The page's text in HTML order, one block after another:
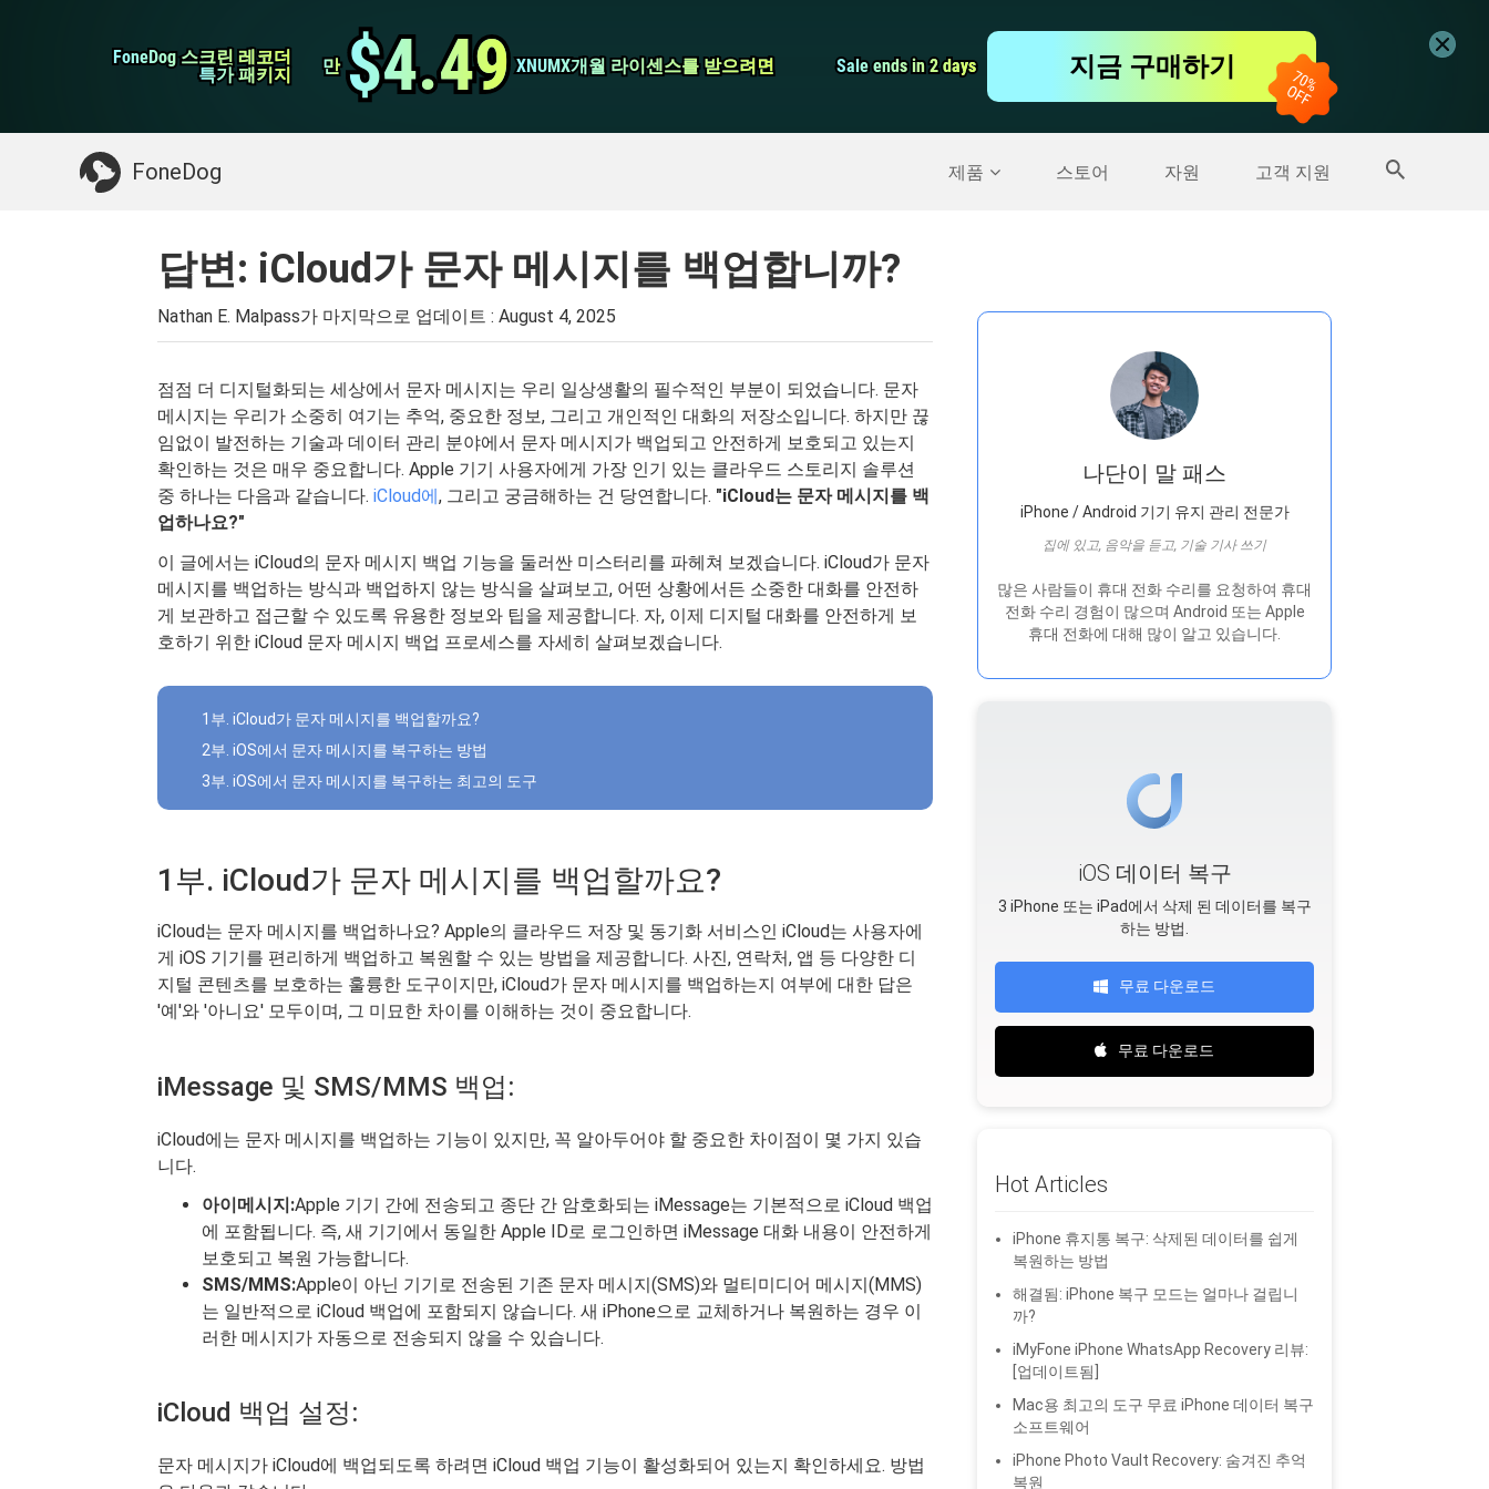
FoneDog 스크린 레코더
FoneDog 스크린 레코더
특가 패키지
특가 패키지 만
만 $4.49
$4.49 XNUMX개월 라이센스를 받으려면
XNUMX개월 라이센스를 받으려면 Sale ends in 2 days
Sale ends in 2 days 지금 구매하기
FoneDog 제품 스토어 자원 고객 지원
iPhone 클리너 스크린 레코더
필요한 것 : Mac 정리 더 많은 제품
답변: iCloud가 문자 메시지를 백업합니까?
Nathan E. Malpass가 마지막으로 업데이트 : August 4, 2025
점점 더 디지털화되는 세상에서 문자 메시지는 우리 일상생활의 필수적인 부분이 되었습니다. 문자
메시지는 우리가 소중히 여기는 추억, 중요한 정보, 그리고 개인적인 대화의 저장소입니다. 하지만 끊
임없이 발전하는 기술과 데이터 관리 분야에서 문자 메시지가 백업되고 안전하게 보호되고 있는지
확인하는 것은 매우 중요합니다. Apple 기기 사용자에게 가장 인기 있는 클라우드 스토리지 솔루션
중 하나는 다음과 같습니다. iCloud에, 그리고 궁금해하는 건 당연합니다. "iCloud는 문자 메시지를 백
업하나요?"
이 글에서는 iCloud의 문자 메시지 백업 기능을 둘러싼 미스터리를 파헤쳐 보겠습니다. iCloud가 문자
메시지를 백업하는 방식과 백업하지 않는 방식을 살펴보고, 어떤 상황에서든 소중한 대화를 안전하
게 보관하고 접근할 수 있도록 유용한 정보와 팁을 제공합니다. 자, 이제 디지털 대화를 안전하게 보
호하기 위한 iCloud 문자 메시지 백업 프로세스를 자세히 살펴보겠습니다.
1부. iCloud가 문자 메시지를 백업할까요?
2부. iOS에서 문자 메시지를 복구하는 방법
3부. iOS에서 문자 메시지를 복구하는 최고의 도구
1부. iCloud가 문자 메시지를 백업할까요?
iCloud는 문자 메시지를 백업하나요? Apple의 클라우드 저장 및 동기화 서비스인 iCloud는 사용자에
게 iOS 기기를 편리하게 백업하고 복원할 수 있는 방법을 제공합니다. 사진, 연락처, 앱 등 다양한 디
지털 콘텐츠를 보호하는 훌륭한 도구이지만, iCloud가 문자 메시지를 백업하는지 여부에 대한 답은
'예'와 '아니요' 모두이며, 그 미묘한 차이를 이해하는 것이 중요합니다.
iMessage 및 SMS/MMS 백업:
iCloud에는 문자 메시지를 백업하는 기능이 있지만, 꼭 알아두어야 할 중요한 차이점이 몇 가지 있습
니다.
아이메시지:Apple 기기 간에 전송되고 종단 간 암호화되는 iMessage는 기본적으로 iCloud 백업
에 포함됩니다. 즉, 새 기기에서 동일한 Apple ID로 로그인하면 iMessage 대화 내용이 안전하게
보호되고 복원 가능합니다.
SMS/MMS:Apple이 아닌 기기로 전송된 기존 문자 메시지(SMS)와 멀티미디어 메시지(MMS)
는 일반적으로 iCloud 백업에 포함되지 않습니다. 새 iPhone으로 교체하거나 복원하는 경우 이
러한 메시지가 자동으로 전송되지 않을 수 있습니다.
iCloud 백업 설정:
문자 메시지가 iCloud에 백업되도록 하려면 iCloud 백업 기능이 활성화되어 있는지 확인하세요. 방법
나단이 말 패스
iPhone / Android 기기 유지 관리 전문가
집에 있고, 음악을 듣고, 기술 기사 쓰기
많은 사람들이 휴대 전화 수리를 요청하여 휴대
전화 수리 경험이 많으며 Android 또는 Apple
휴대 전화에 대해 많이 알고 있습니다.
iOS 데이터 복구
3 iPhone 또는 iPad에서 삭제 된 데이터를 복구
하는 방법.
무료 다운로드
무료 다운로드
Hot Articles
iPhone 휴지통 복구: 삭제된 데이터를 쉽게
복원하는 방법
해결됨: iPhone 복구 모드는 얼마나 걸립니
까?
iMyFone iPhone WhatsApp Recovery 리뷰:
[업데이트됨]
Mac용 최고의 도구 무료 iPhone 데이터 복구
소프트웨어
iPhone Photo Vault Recovery: 숨겨진 추억
복원